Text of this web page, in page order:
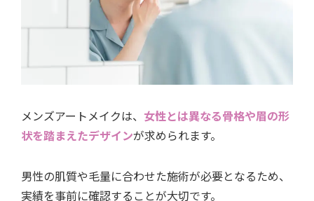
メンズアートメイクは、 女性とは異なる骨格や眉の形
状を踏まえたデザインが求められます。
男性の肌質や毛量に合わせた施術が必要となるため、
実績を事前に確認することが大切です。